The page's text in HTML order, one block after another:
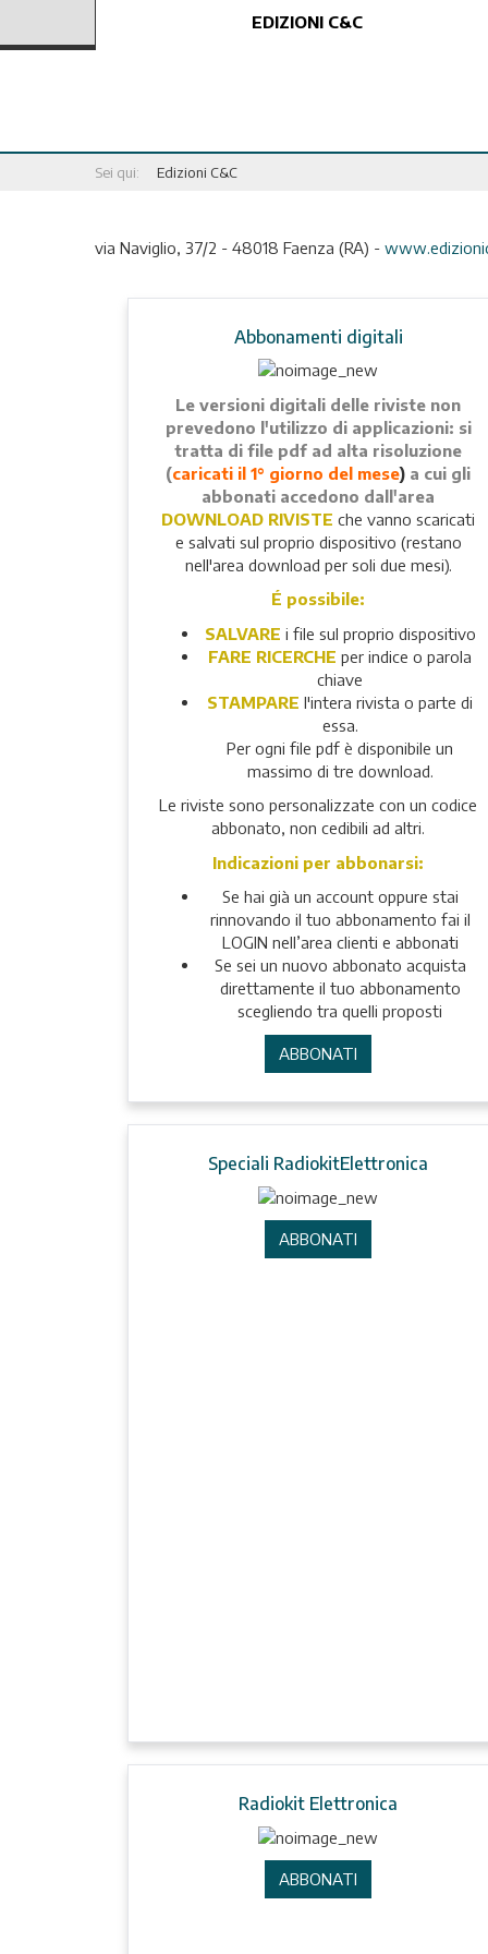
EDIZIONI C&C
Sei qui: Edizioni C&C
via Naviglio, 37/2 - 48018 Faenza (RA) -
Abbonamenti digitali
Le versioni digitali delle riviste non
prevedono l'utilizzo di applicazioni: si
tratta di file pdf ad alta risoluzione
(caricati il 1° giorno del mese) a cui gli
abbonati accedono dall'area
DOWNLOAD RIVISTE che vanno scaricati
e salvati sul proprio dispositivo (restano
nell'area download per soli due mesi).
É possibile:
SALVARE i file sul proprio dispositivo
FARE RICERCHE per indice o parola
chiave
STAMPARE l'intera rivista o parte di
essa.
Per ogni file pdf è disponibile un
massimo di tre download.
Le riviste sono personalizzate con un codice
abbonato, non cedibili ad altri.
Indicazioni per abbonarsi:
Se hai già un account oppure stai
rinnovando il tuo abbonamento fai il
LOGIN nell’area clienti e abbonati
Se sei un nuovo abbonato acquista
direttamente il tuo abbonamento
scegliendo tra quelli proposti
ABBONATI
Speciali RadiokitElettronica
ABBONATI
Radiokit Elettronica
ABBONATI